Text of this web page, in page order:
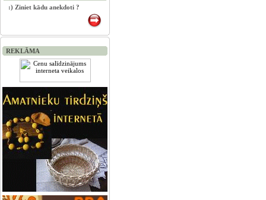
:) Ziniet kādu anekdoti ?
REKLĀMA